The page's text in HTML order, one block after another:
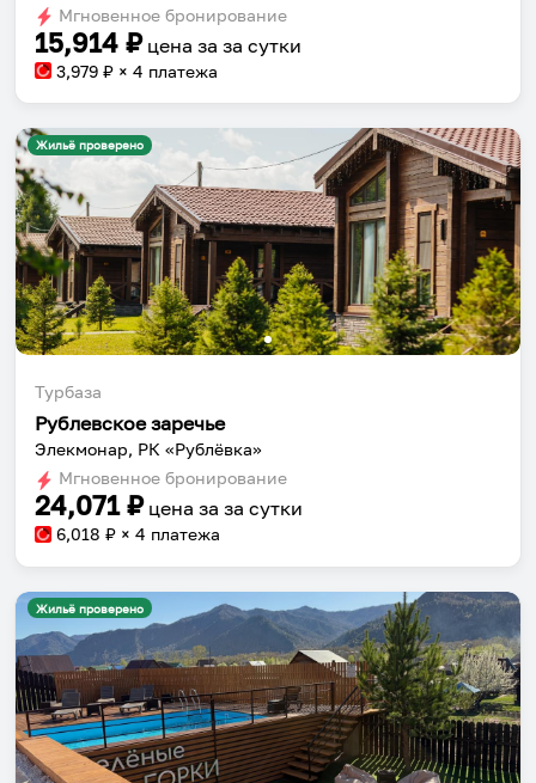
dates.
dates.
Мгновенное бронирование
15,914 ₽ цена за за сутки
3,979 ₽ × 4 платежа
Жильё проверено
Турбаза
Рублевское заречье
Элекмонар, РК «Рублёвка»
Мгновенное бронирование
24,071₽ цена за за сутки
6,018 ₽ × 4 платежа
Жильё проверено